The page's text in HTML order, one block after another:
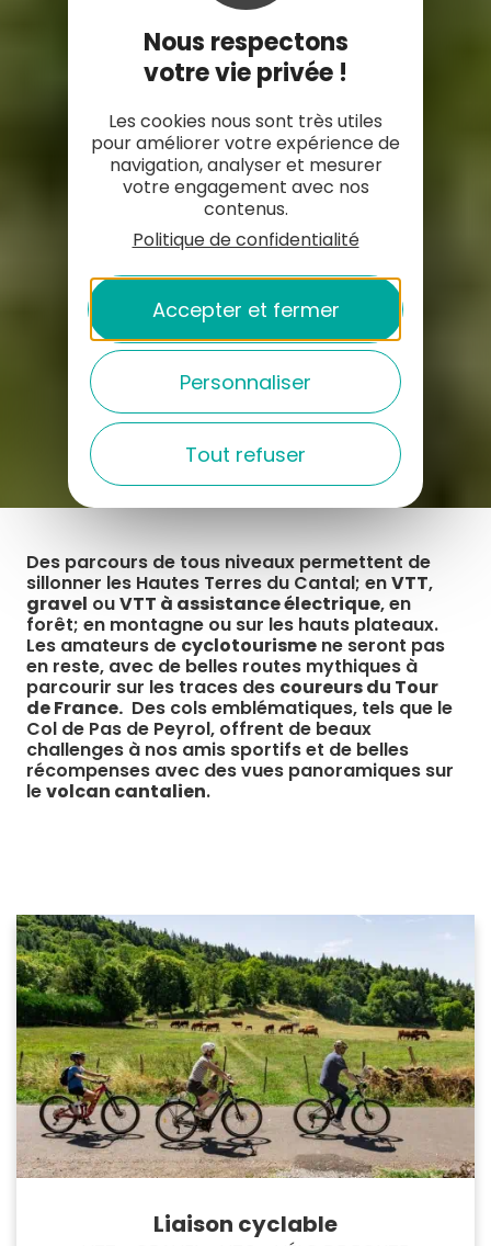
Des parcours de tous niveaux permettent de
sillonner les Hautes Terres du Cantal; enVTT,
gravel ouVTT à assistance électrique, en
forêt; en montagne ou sur les hauts plateaux.
Les amateurs de cyclotourisme ne seront pas
en reste, avec de belles routes mythiques à
parcourir sur les traces des coureurs du Tour
de France. Des cols emblématiques, tels que le
Col de Pas de Peyrol, offrent de beaux
challenges à nos amis sportifs et de belles
récompenses avec des vues panoramiques sur
levolcan cantalien.
Liaison cyclable
Nous respectons
votre vie privée !
Les cookies nous sont très utiles
pour améliorer votre expérience de
navigation, analyser et mesurer
votre engagement avec nos
contenus.
Politique de confidentialité
Accepter et fermer
Personnaliser
Tout refuser